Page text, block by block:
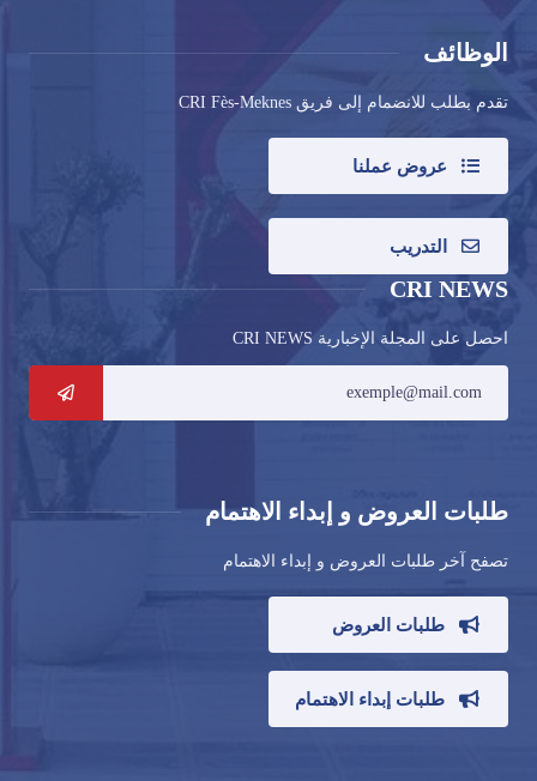
الوظائف
تقدم بطلب للانضمام إلى فريق CRI Fès-Meknes
عروض عملنا
التدريب
CRI NEWS
احصل على المجلة الإخبارية CRI NEWS
طلبات العروض و إبداء الاهتمام
تصفح آخر طلبات العروض و إبداء الاهتمام
طلبات العروض
طلبات إبداء الاهتمام